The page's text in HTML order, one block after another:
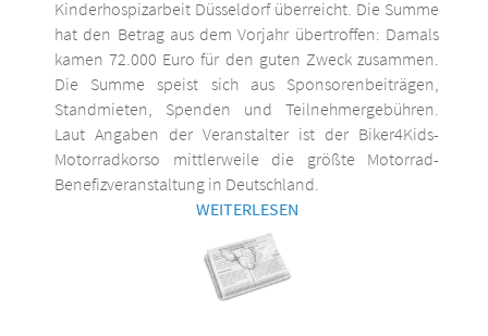
Kinderhospizarbeit Düsseldorf überreicht. Die Summe
hat den Betrag aus dem Vorjahr übertroffen: Damals
kamen 72.000 Euro für den guten Zweck zusammen.
Die Summe speist sich aus Sponsorenbeiträgen,
Standmieten, Spenden und Teilnehmergebühren.
Laut Angaben der Veranstalter ist der Biker4Kids-
Motorradkorso mittlerweile die größte Motorrad-
Benefizveranstaltung in Deutschland.
WEITERLESEN